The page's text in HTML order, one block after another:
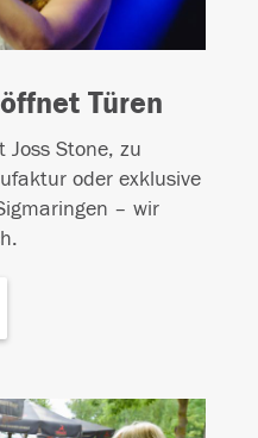
Türen
Joss Stone, zu
oder exklusive
– wir